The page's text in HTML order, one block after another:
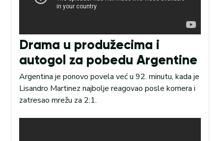
Drama u produžecima i
autogol za pobedu Argentine
Argentina je ponovo povela već u 92. minutu, kada je
Lisandro Martinez najbolje reagovao posle kornera i
zatresao mrežu za 2:1.